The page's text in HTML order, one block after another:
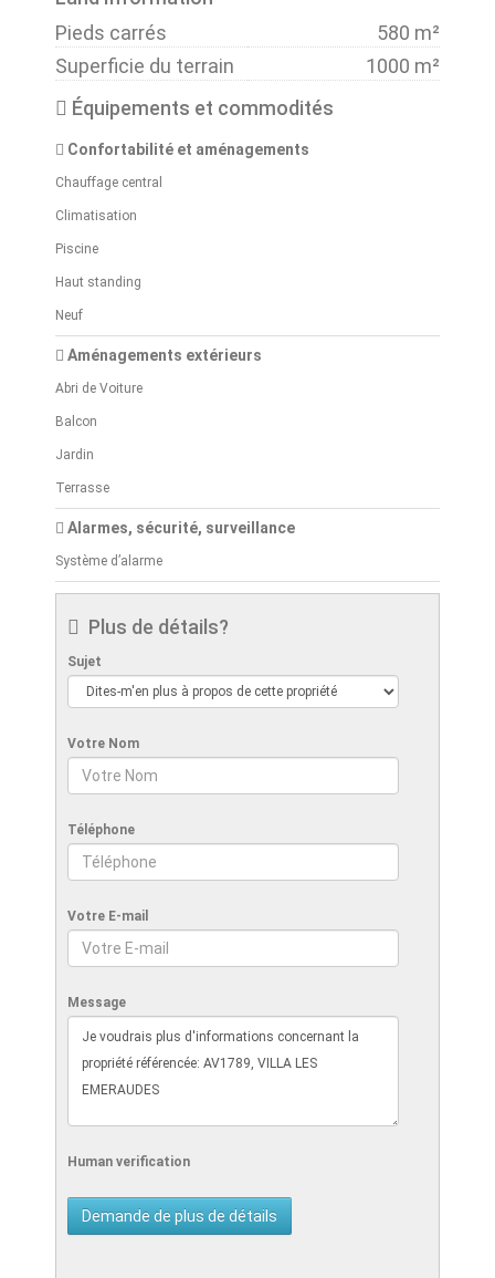
Pieds carrés
580 m²
Superficie du terrain
1000 m²
Équipements et commodités
Confortabilité et aménagements
Chauffage central
Climatisation
Piscine
Haut standing
Neuf
Aménagements extérieurs
Abri de Voiture
Balcon
Jardin
Terrasse
Alarmes, sécurité, surveillance
Système d’alarme
Plus de détails?
Sujet
Votre Nom
Téléphone
Votre E-mail
Message
Human verification